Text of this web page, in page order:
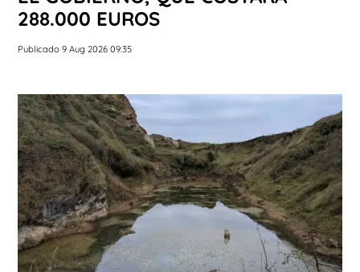
288.000 EUROS
Publicado 9 Aug 2026 09:35